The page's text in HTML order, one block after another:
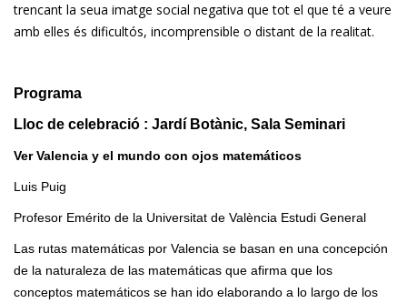
trencant la seua imatge social negativa que tot el que té a veure
amb elles és dificultós, incomprensible o distant de la realitat.
Programa
Lloc de celebració : Jardí Botànic, Sala Seminari
Ver Valencia y el mundo con ojos matemáticos
Luis Puig
Profesor Emérito de la Universitat de València Estudi General
Las rutas matemáticas por Valencia se basan en una concepción
de la naturaleza de las matemáticas que afirma que los
conceptos matemáticos se han ido elaborando a lo largo de los